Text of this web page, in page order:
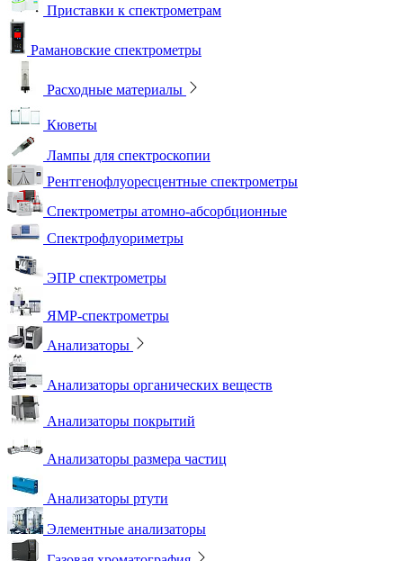
Приставки к спектрометрам
Рамановские спектрометры
Расходные материалы
Кюветы
Лампы для спектроскопии
Рентгенофлуоресцентные спектрометры
Спектрометры атомно-абсорбционные
Спектрофлуориметры
ЭПР спектрометры
ЯМР-спектрометры
Анализаторы
Анализаторы органических веществ
Анализаторы покрытий
Анализаторы размера частиц
Анализаторы ртути
Элементные анализаторы